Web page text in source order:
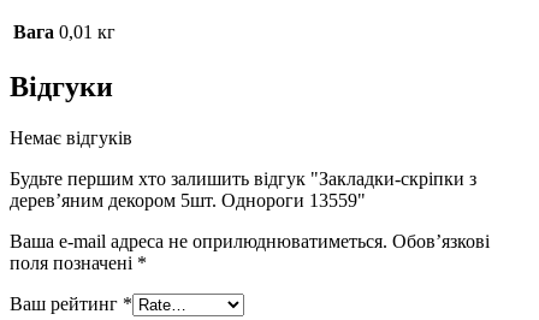
Вага 0,01 кг
Відгуки
Немає відгуків
Будьте першим хто залишить відгук "Закладки-скріпки з
дерев’яним декором 5шт. Однороги 13559"
Ваша e-mail адреса не оприлюднюватиметься. Обов’язкові
поля позначені *
Ваш рейтинг *